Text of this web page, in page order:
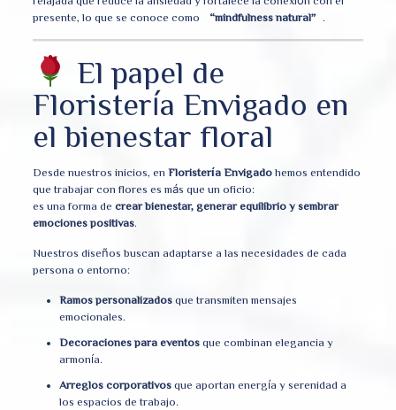
presente, lo que se conoce como
“mindfulness natural”
El papel de
Floristería Envigado en
el bienestar floral
Desde nuestros inicios, en Floristería Envigadohemos entendido
que trabajar con flores es más que un oficio:
es una forma de crear bienestar, generar equilibrio y sembrar
emociones positivas.
Nuestros diseños buscan adaptarse a las necesidades de cada
persona o entorno:
Ramos personalizadosque transmiten mensajes
emocionales.
Decoraciones para eventosque combinan elegancia y
armonía.
Arreglos corporativosque aportan energía y serenidad a
los espacios de trabajo.